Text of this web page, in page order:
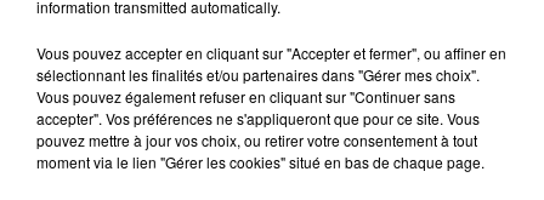
de l’association pour évoquer cette soirée, expliquer
comment elle contribue à la lutte contre la précarité
alimentaire et inviter les auditeurs à participer.
information transmitted automatically.
Vous pouvez accepter en cliquant sur "Accepter et fermer", ou affiner en
sélectionnant les finalités et/ou partenaires dans "Gérer mes choix".
Vous pouvez également refuser en cliquant sur "Continuer sans
accepter". Vos préférences ne s'appliqueront que pour ce site. Vous
pouvez mettre à jour vos choix, ou retirer votre consentement à tout
moment via le lien "Gérer les cookies" situé en bas de chaque page.